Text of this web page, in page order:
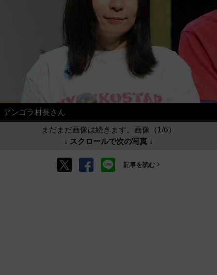
アンゴラ村長さん
まだまだ画像は続きます。画像（1/6）
↓ スクロールで次の写真 ↓
記事を読む